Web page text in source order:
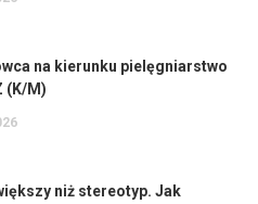
na kierunku pielęgniarstwo
(K/M)
niż stereotyp. Jak